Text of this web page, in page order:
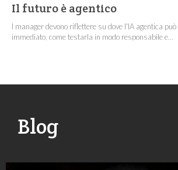
Il futuro è agentico
I manager devono riflettere su dove l'IA agentica
immediato, come testarla in modo responsabile e...
Blog